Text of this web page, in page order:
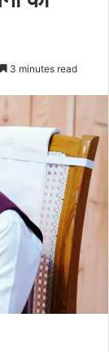
3 minutes read